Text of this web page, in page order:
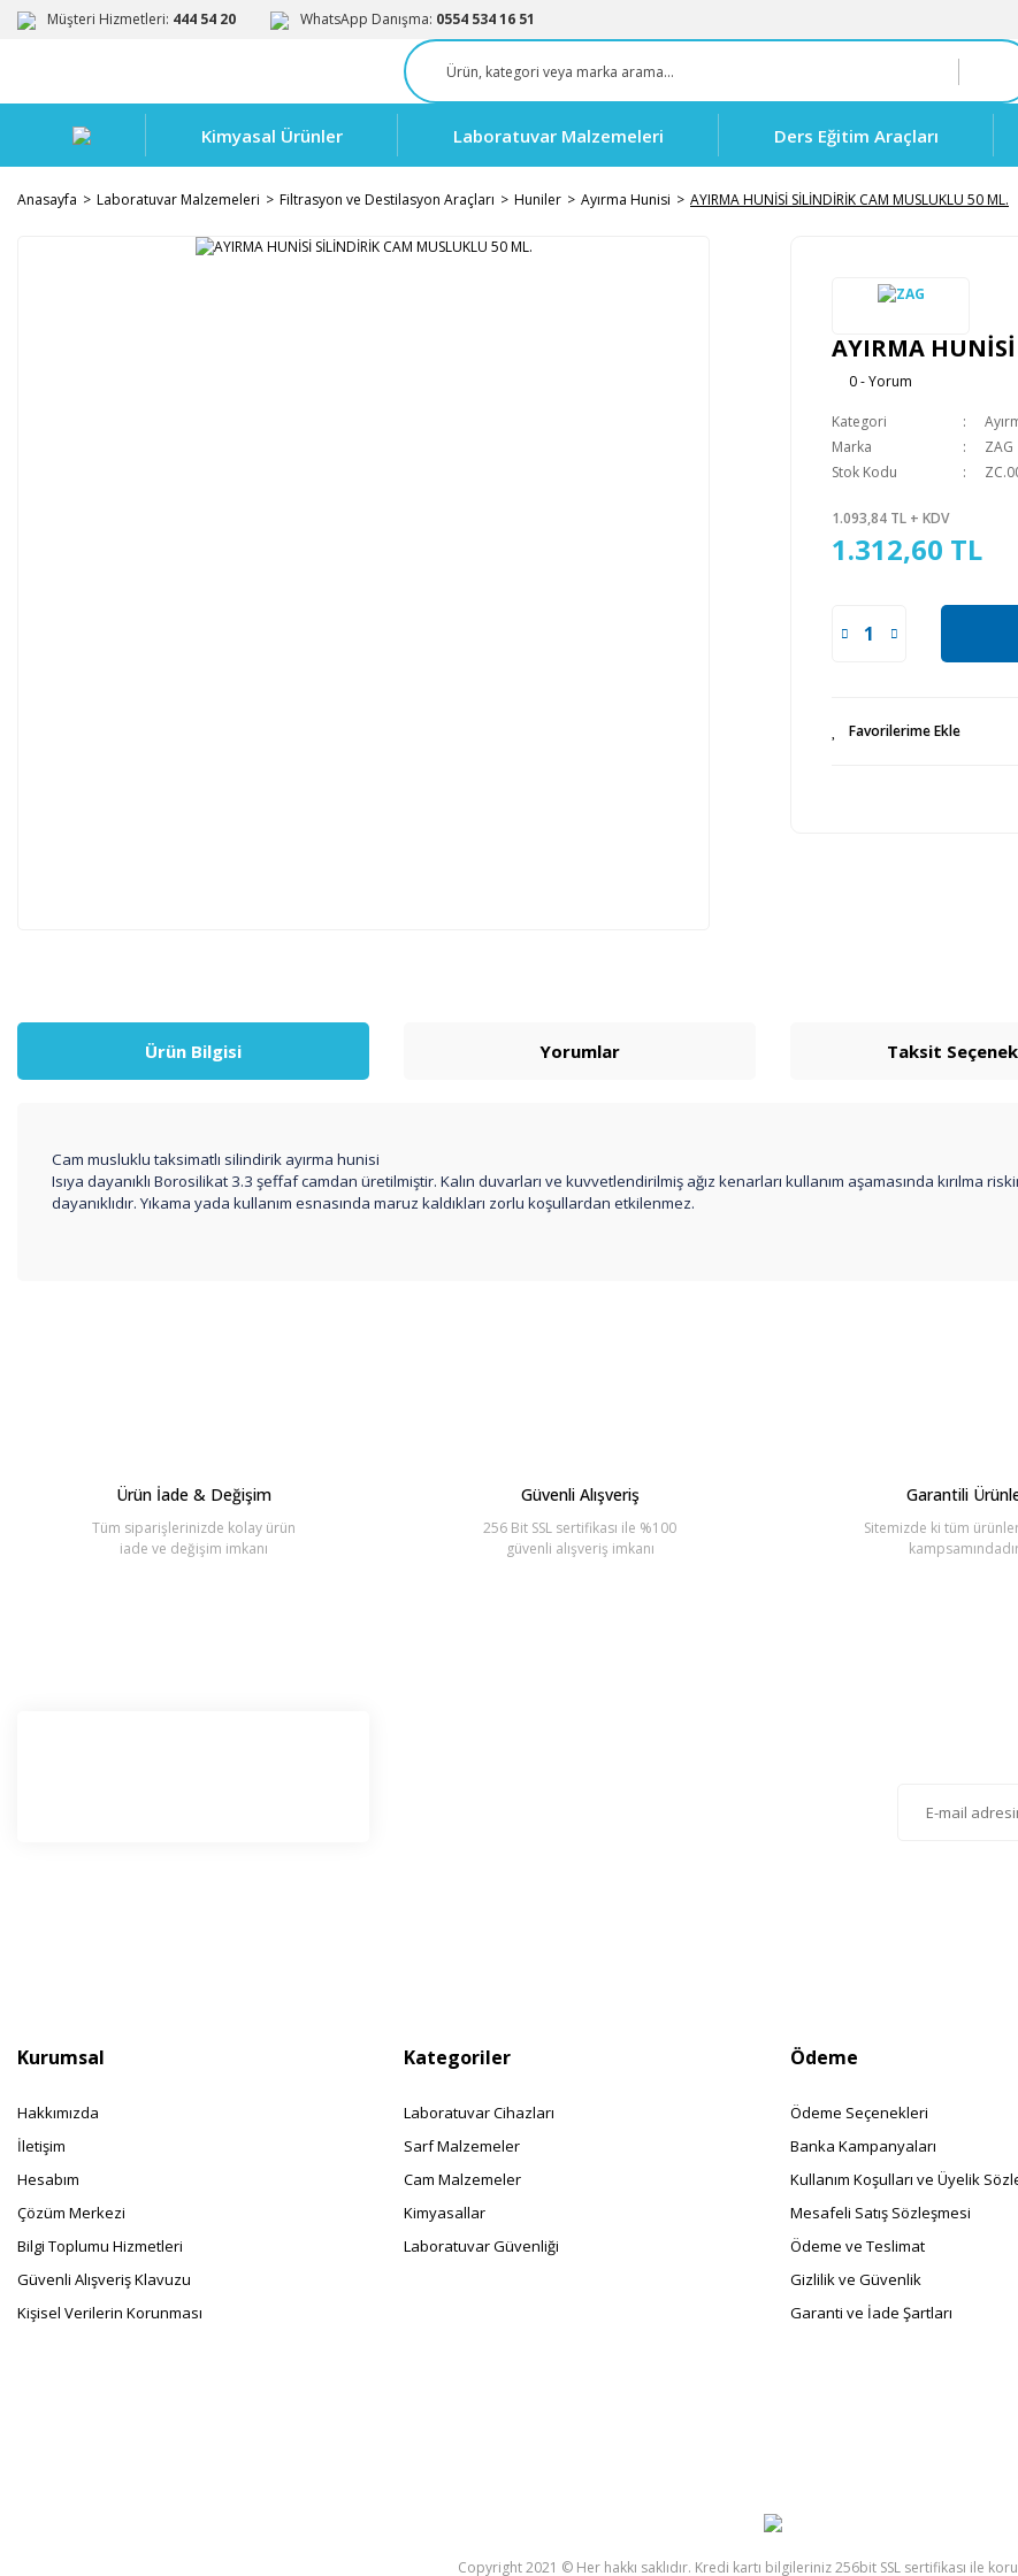
Müşteri Hizmetleri: 444 54 20 WhatsApp Danışma: 0554 534 16 51
Kimyasal Ürünler Laboratuvar Malzemeleri Ders Eğitim Araçları
Anasayfa Laboratuvar Malzemeleri Filtrasyon ve Destilasyon Araçları Huniler Ayırma Hunisi AYIRMA HUNİSİ SİLİNDİRİK CAM MUSLUKLU 50 ML.
AYIRMA
0 - Yorum
Kategori
Marka
ZAG
Stok Kodu
1.093,84 TL + KDV
1.312,60 TL
Ürün Bilgisi Yorumlar Taksit
Cam musluklu taksimatlı silindirik ayırma hunisi
Isıya dayanıklı Borosilikat 3.3 şeffaf camdan üretilmiştir. Kalın duvarları ve kuvvetlendirilmiş ağız kenarları kullanım aşamasında kırılma
dayanıklıdır. Yıkama yada kullanım esnasında maruz kaldıkları zorlu koşullardan etkilenmez.
Ürün fiyatı diğer sitelerden daha pahalı.
Bu ürüne benzer farklı alternatifler olmalı.
Ürün İade & Değişim
Tüm siparişlerinizde kolay ürün
iade ve değişim imkanı
Güvenli Alışveriş
256 Bit SSL sertifikası ile %100
güvenli alışveriş imkanı
Garantili
Sitemizde ki tüm
Kurumsal
Hakkımızda
İletişim
Hesabım
Çözüm Merkezi
Bilgi Toplumu Hizmetleri
Güvenli Alışveriş Klavuzu
Kişisel Verilerin Korunması
Kategoriler
Laboratuvar Cihazları
Sarf Malzemeler
Cam Malzemeler
Kimyasallar
Laboratuvar Güvenliği
Ödeme
Ödeme Seçenekleri
Banka Kampanyaları
Kullanım Koşulları ve Üyelik
Mesafeli Satış Sözleşmesi
Ödeme ve Teslimat
Gizlilik ve Güvenlik
Garanti ve İade Şartları
Copyright 2021 © Her hakkı saklıdır. Kredi kartı bilgileriniz 256bit SSL sertifikası ile